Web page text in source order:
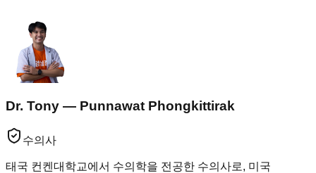
Dr. Tony — Punnawat Phongkittirak
수의사
태국 컨켄대학교에서 수의학을 전공한 수의사로, 미국